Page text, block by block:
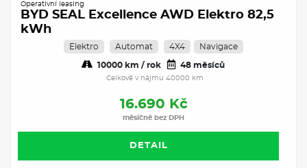
Operativní leasing
BYD SEAL Excellence AWD Elektro 82,5
kWh
Elektro Automat 4X4 Navigace
10000 km / rok 48 měsíců
Celkově v nájmu 40000 km
16.690 Kč
měsíčně bez DPH
DETAIL